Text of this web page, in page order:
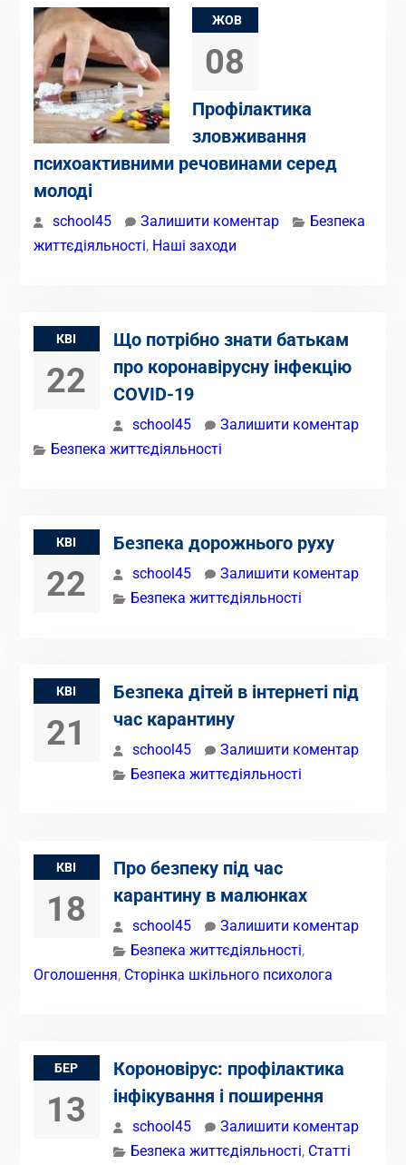
ЖОВ
08
Профілактика
зловживання
психоактивними речовинами серед
молоді
school45 Залишити коментар
Безпека
життєдіяльності, Наші заходи
КВІ
22
Що потрібно знати батькам
про коронавірусну інфекцію
COVID-19
school45
Залишити коментар
Безпека життєдіяльності
КВІ
22
Безпека дорожнього руху
school45
Залишити коментар
Безпека життєдіяльності
КВІ
21
Безпека дітей в інтернеті під
час карантину
school45
Залишити коментар
Безпека життєдіяльності
КВІ
18
Про безпеку під час
карантину в малюнках
school45
Залишити коментар
Безпека життєдіяльності,
Оголошення, Сторінка шкільного психолога
БЕР
13
Короновірус: профілактика
інфікування і поширення
school45
Залишити коментар
Безпека життєдіяльності, Статті